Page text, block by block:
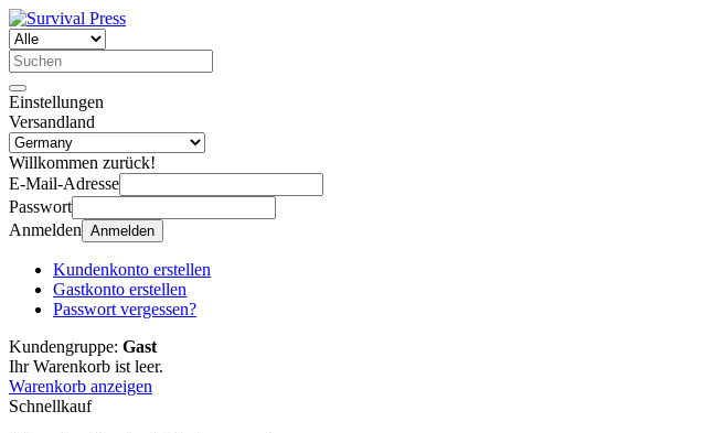
Einstellungen
Versandland
Willkommen zurück!
E-Mail-Adresse
Passwort
Anmelden Anmelden
Kundenkonto erstellen
Gastkonto erstellen
Passwort vergessen?
Kundengruppe: Gast
Ihr Warenkorb ist leer.
Warenkorb anzeigen
Schnellkauf